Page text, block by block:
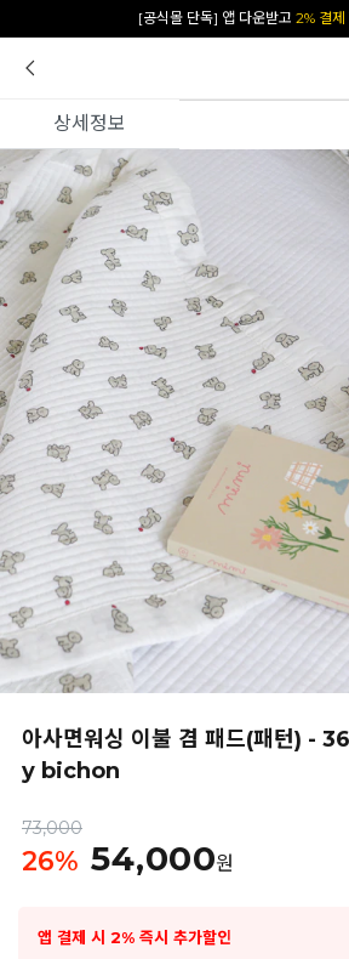
카카오 플친 추가하면1천원 즉시
상세정보
아사면워싱 이불 겸 패드(패턴) -
y bichon
73,000
26% 54,000원
앱 결제 시 2% 즉시 추가할인